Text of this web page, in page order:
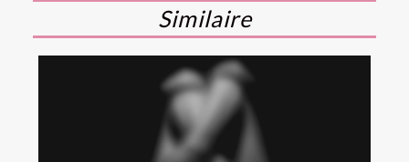
Similaire